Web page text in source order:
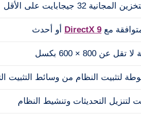
جيجابايت على الأقل
مع DirectX 9 أو أحدث
800 × 600 بكسل
لتثبيت النظام من وسائط التثبيت
لتنزيل التحديثات وتنشيط النظام